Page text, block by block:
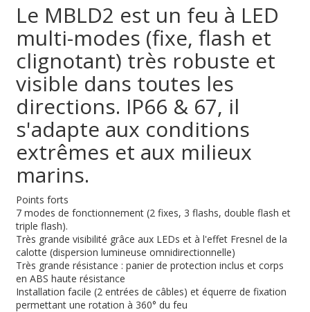
Le MBLD2 est un feu à LED
multi-modes (fixe, flash et
clignotant) très robuste et
visible dans toutes les
directions. IP66 & 67, il
s'adapte aux conditions
extrêmes et aux milieux
marins.
Points forts
7 modes de fonctionnement (2 fixes, 3 flashs, double flash et
triple flash).
Très grande visibilité grâce aux LEDs et à l'effet Fresnel de la
calotte (dispersion lumineuse omnidirectionnelle)
Très grande résistance : panier de protection inclus et corps
en ABS haute résistance
Installation facile (2 entrées de câbles) et équerre de fixation
permettant une rotation à 360° du feu